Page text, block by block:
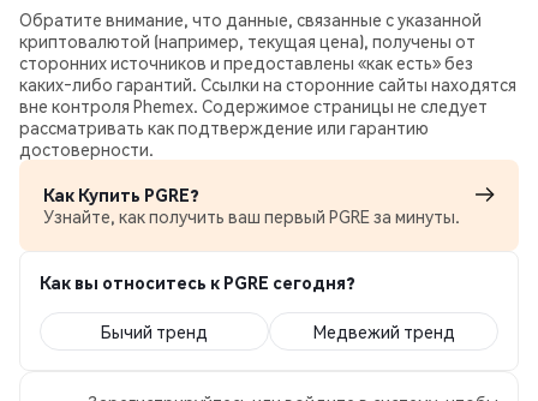
Обратите внимание, что данные, связанные с указанной
криптовалютой (например, текущая цена), получены от
сторонних источников и предоставлены «как есть» без
каких‑либо гарантий. Ссылки на сторонние сайты находятся
вне контроля Phemex. Содержимое страницы не следует
рассматривать как подтверждение или гарантию
достоверности.
Как Купить PGRE?
Узнайте, как получить ваш первый PGRE за минуты.
Как вы относитесь к PGRE сегодня?
Бычий тренд Медвежий тренд